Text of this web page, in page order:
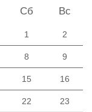
Сб Вс
1 2
8 9
15 16
22 23